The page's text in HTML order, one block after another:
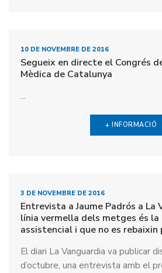
10 DE NOVEMBRE DE 2016
Segueix en directe el Congrés
Mèdica de Catalunya
...
+ INFORMACIÓ
3 DE NOVEMBRE DE 2016
Entrevista a Jaume Padrós a La
línia vermella dels metges és
assistencial i que no es rebaixin
El diari La Vanguardia va publicar
d’octubre, una entrevista amb el